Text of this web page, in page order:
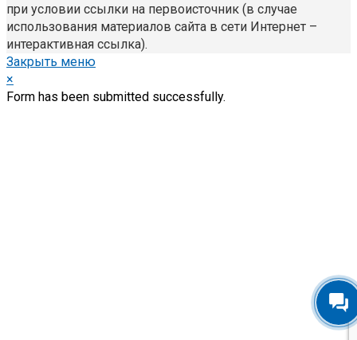
при условии ссылки на первоисточник (в случае
использования материалов сайта в сети Интернет –
интерактивная ссылка).
Закрыть меню
×
Form has been submitted successfully.